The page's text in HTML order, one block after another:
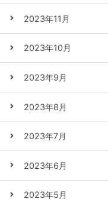
2023年11月
2023年10月
2023年9月
2023年8月
2023年7月
2023年6月
2023年5月